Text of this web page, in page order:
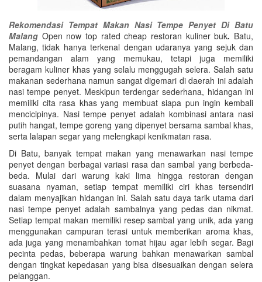
Rekomendasi Tempat Makan Nasi Tempe Penyet Di Batu
Malang Open now top rated cheap restoran kuliner buk. Batu,
Malang, tidak hanya terkenal dengan udaranya yang sejuk dan
pemandangan alam yang memukau, tetapi juga memiliki
beragam kuliner khas yang selalu menggugah selera. Salah satu
makanan sederhana namun sangat digemari di daerah ini adalah
nasi tempe penyet. Meskipun terdengar sederhana, hidangan ini
memiliki cita rasa khas yang membuat siapa pun ingin kembali
mencicipinya. Nasi tempe penyet adalah kombinasi antara nasi
putih hangat, tempe goreng yang dipenyet bersama sambal khas,
serta lalapan segar yang melengkapi kenikmatan rasa.
Di Batu, banyak tempat makan yang menawarkan nasi tempe
penyet dengan berbagai variasi rasa dan sambal yang berbeda-
beda. Mulai dari warung kaki lima hingga restoran dengan
suasana nyaman, setiap tempat memiliki ciri khas tersendiri
dalam menyajikan hidangan ini. Salah satu daya tarik utama dari
nasi tempe penyet adalah sambalnya yang pedas dan nikmat.
Setiap tempat makan memiliki resep sambal yang unik, ada yang
menggunakan campuran terasi untuk memberikan aroma khas,
ada juga yang menambahkan tomat hijau agar lebih segar. Bagi
pecinta pedas, beberapa warung bahkan menawarkan sambal
dengan tingkat kepedasan yang bisa disesuaikan dengan selera
pelanggan.